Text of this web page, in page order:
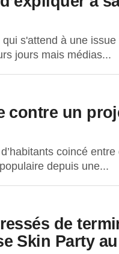
s'attend à une
jours mais médias...
contre un
coincé
depuis une...
de
Skin Party